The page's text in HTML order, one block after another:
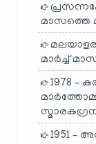
മാസത്തെ
മാർച്ച്
1978 –
1951 –